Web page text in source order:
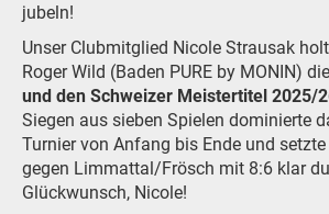
jubeln!
Unser Clubmitglied Nicole Strausak
Roger Wild (Baden PURE by MONIN) die
und den Schweizer Meistertitel 2025/
Siegen aus sieben Spielen dominierte
Turnier von Anfang bis Ende und
gegen Limmattal/Frösch mit 8:6 klar
Glückwunsch, Nicole!